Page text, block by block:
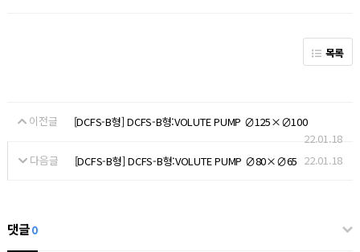
목록
이전글
[DCFS-B형] DCFS-B형:VOLUTE PUMP ∅125×∅100
22.01.18
다음글
[DCFS-B형] DCFS-B형:VOLUTE PUMP ∅80×∅65 22.01.18
댓글0